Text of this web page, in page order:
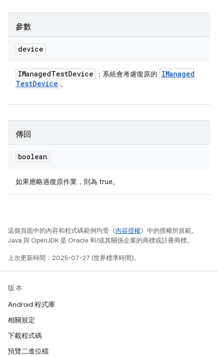
參數
device
IManagedTestDevice ：系統會考慮復原的
IManaged
TestDevice 。
傳回
boolean
如果應略過復原作業，則為 true。
這個頁面中的內容和程式碼範例均受《內容授權》中的授權所規範。
Java 與 OpenJDK 是 Oracle 和/或其關係企業的商標或註冊商標。
上次更新時間：2025-07-27 (世界標準時間)。
版本
Android 程式庫
相關規定
下載程式碼
預覽二進位檔